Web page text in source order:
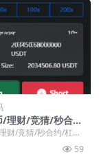
/理财/竞猜/秒合
/后端输赢可控/开
支持代理【亲测源
财/竞猜/秒合约/杠杆
可控/开源系统代码/
59